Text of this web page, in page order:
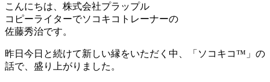
こんにちは、株式会社プラップル
コピーライターでソコキコトレーナーの
佐藤秀治です。
昨日今日と続けて新しい縁をいただく中、「ソコキコ™」の
話で、盛り上がりました。